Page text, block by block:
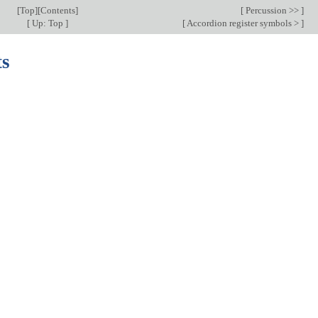
[Top][Contents] [ Percussion >> ]
[ Up: Top ] [Accordion register symbols > ]